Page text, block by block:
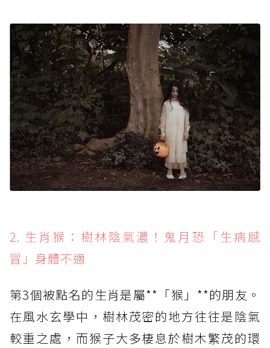
2. 生肖猴：樹林陰氣濃！鬼月恐「生病感
冒」身體不適
第3個被點名的生肖是屬**「猴」**的朋友。
在風水玄學中，樹林茂密的地方往往是陰氣
較重之處，而猴子大多棲息於樹木繁茂的環